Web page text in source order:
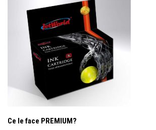
Ce le face PREMIUM?